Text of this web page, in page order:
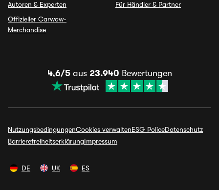
Autoren & Experten
Offizieller Carwow-
Merchandise
Für Händler & Partner
4,6/5aus 23.940 Bewertungen
NutzungsbedingungenCookies verwaltenESG PoliceDatenschutz
BarrierefreiheitserklärungImpressum
DE UK ES